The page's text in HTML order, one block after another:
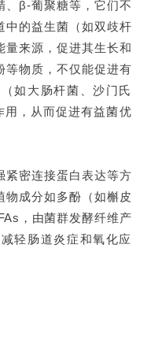
、β-葡聚糖等，它们不
中的益生菌（如双歧杆
量来源，促进其生长和
等物质，不仅能促进有
如大肠杆菌、沙门氏
用，从而促进有益菌优
紧密连接蛋白表达等方
物成分如多酚（如槲皮
，由菌群发酵纤维产
轻肠道炎症和氧化应